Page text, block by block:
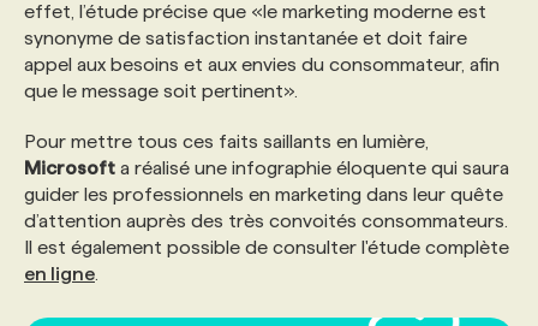
effet, l’étude précise que «le marketing moderne est
synonyme de satisfaction instantanée et doit faire
appel aux besoins et aux envies du consommateur, afin
que le message soit pertinent».
Pour mettre tous ces faits saillants en lumière,
Microsoft a réalisé une infographie éloquente qui saura
guider les professionnels en marketing dans leur quête
d’attention auprès des très convoités consommateurs.
Il est également possible de consulter l'étude complète
en ligne